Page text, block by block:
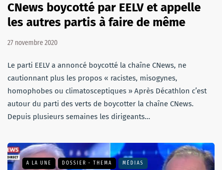
CNews boycotté par EELV et appelle
les autres partis à faire de même
27 novembre 2020
Le parti EELV a annoncé boycotté la chaîne CNews, ne
cautionnant plus les propos « racistes, misogynes,
homophobes ou climatosceptiques » Après Décathlon c’est
autour du parti des verts de boycotter la chaîne CNews.
Depuis plusieurs semaines les dirigeants…
A LA UNE DOSSIER - THEMA MÉDIAS